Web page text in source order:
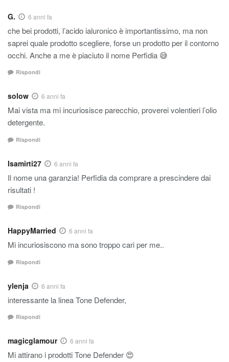
G. 6 anni fa
che bei prodotti, l’acido ialuronico è importantissimo, ma non
saprei quale prodotto scegliere, forse un prodotto per il contorno
occhi. Anche a me è piaciuto il nome Perfidia 😅
Rispondi
solow 6 anni fa
Mai vista ma mi incuriosisce parecchio, proverei volentieri l’olio
detergente.
Rispondi
Isamirti27 6 anni fa
Il nome una garanzia! Perfidia da comprare a prescindere dai
risultati !
Rispondi
HappyMarried 6 anni fa
Mi incuriosiscono ma sono troppo cari per me..
Rispondi
ylenja 6 anni fa
interessante la linea Tone Defender,
Rispondi
magicglamour 6 anni fa
Mi attirano i prodottiTone Defender 😍